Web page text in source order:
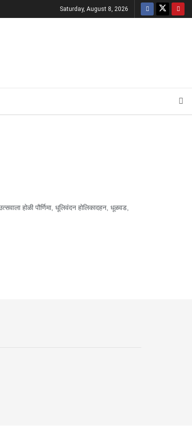
Saturday, August 8, 2026
होळी पौर्णिमा, धूलिवंदन होलिकादहन, धूळवड,